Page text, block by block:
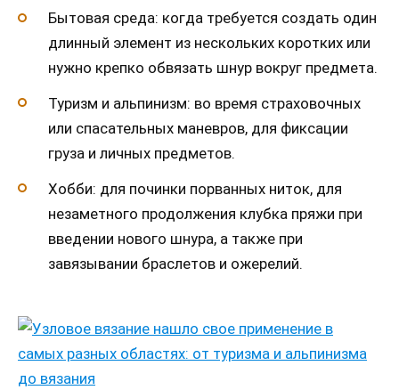
Бытовая среда: когда требуется создать один
длинный элемент из нескольких коротких или
нужно крепко обвязать шнур вокруг предмета.
Туризм и альпинизм: во время страховочных
или спасательных маневров, для фиксации
груза и личных предметов.
Хобби: для починки порванных ниток, для
незаметного продолжения клубка пряжи при
введении нового шнура, а также при
завязывании браслетов и ожерелий.